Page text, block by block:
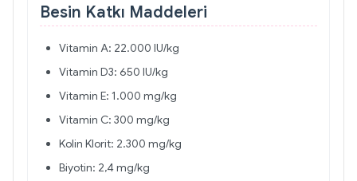
Besin Katkı Maddeleri
Vitamin A: 22.000 IU/kg
Vitamin D3: 650 IU/kg
Vitamin E: 1.000 mg/kg
Vitamin C: 300 mg/kg
Kolin Klorit: 2.300 mg/kg
Biyotin: 2,4 mg/kg